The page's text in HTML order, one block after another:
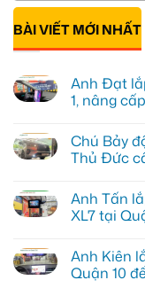
BÀI VIẾT MỚI NHẤT
Anh Đạt
1, nâng
bình
luận
ở
lắp
Android
box
tại
Quận
1,
Chú Bảy
Thủ Đức
bình
luận
ở
độ
bi
gầm
Anh Tấn
XL7 tại
bình
luận
ở
Anh Kiên
Quận 10